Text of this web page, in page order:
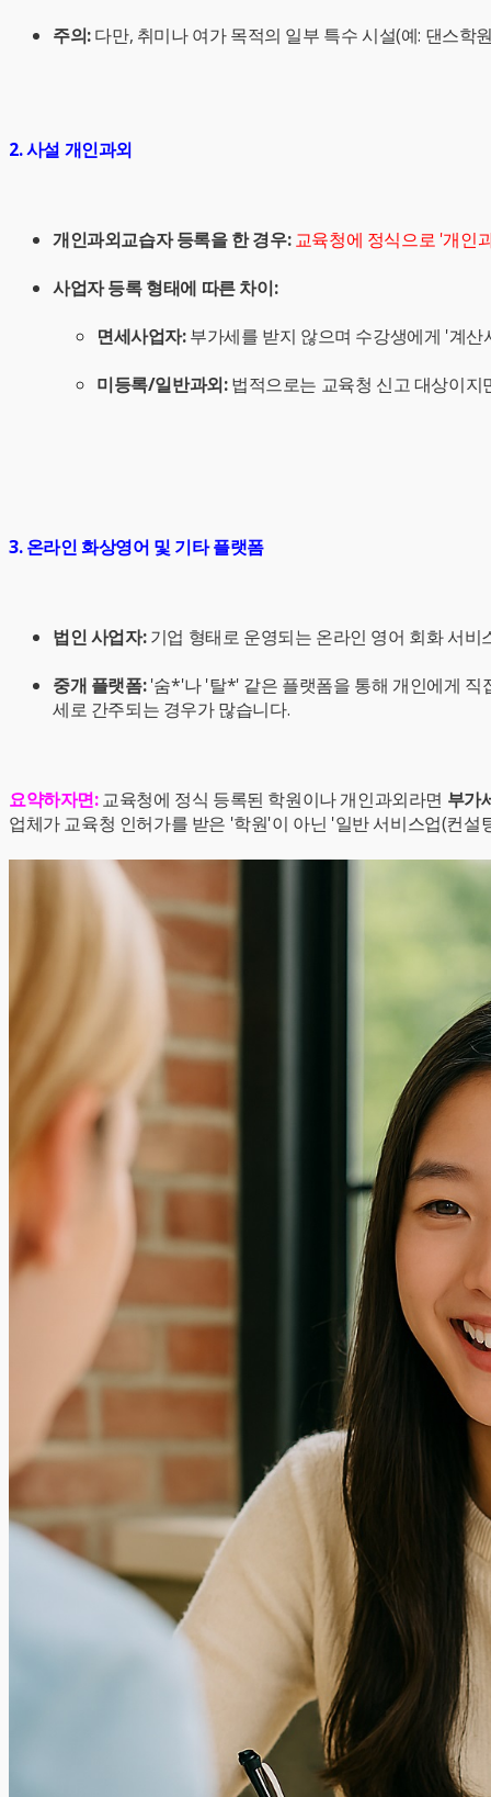
주의:다만, 취미나 여가 목적의 일부 특수 시설(예: 댄스학
2. 사설 개인과외
개인과외교습자 등록을 한 경우: 교육청에 정식으로 '개인
사업자 등록 형태에 따른 차이:
면세사업자:부가세를 받지 않으며 수강생에게 '계
미등록/일반과외:법적으로는 교육청 신고 대상이지
3. 온라인 화상영어 및 기타 플랫폼
법인 사업자:기업 형태로 운영되는 온라인 영어 회화 서
중개 플랫폼:'숨*'나 '탈*' 같은 플랫폼을 통해 개인에게 직
세로 간주되는 경우가 많습니다.
요약하자면:교육청에 정식 등록된 학원이나 개인과외라면 부가
업체가 교육청 인허가를 받은 '학원'이 아닌 '일반 서비스업(컨